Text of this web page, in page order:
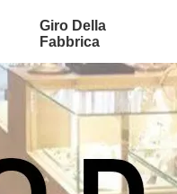
Giro Della
Fabbrica